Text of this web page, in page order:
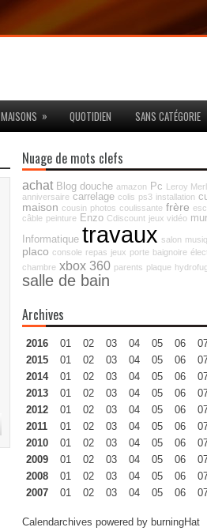
MAISONS » QUOTIDIEN SANS CATÉGORIE
Nuage de mots clefs
achat Blog douche amazon Pc Leroy
anniversaire carrelage colis ps3 installation
maison cousin photos coulissante frère
câble peinture Enzo Cdiscount jeux vidéo mur
Informatique travaux salon
placo console repas jeux porte baignoire
chambre xbox 360 parents plaque
salle de bain
Archives
2016 01 02 03 04 05 06
2015
01 02 03 04 05 06
2014
01 02 03 04 05 06
2013
01 02 03 04 05 06
2012
01 02 03 04 05 06
2011
01 02 03 04 05 06
2010
01 02 03 04 05 06
2009
01 02 03 04 05 06
2008
01 02 03 04 05 06
2007
01 02 03 04 05 06
Calendarchives powered by burningHat